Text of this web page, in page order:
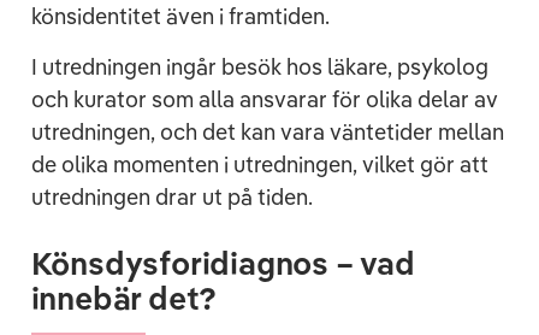
könsidentitet även i framtiden.
I utredningen ingår besök hos läkare, psykolog
och kurator som alla ansvarar för olika delar av
utredningen, och det kan vara väntetider mellan
de olika momenten i utredningen, vilket gör att
utredningen drar ut på tiden.
Könsdysforidiagnos – vad
innebär det?